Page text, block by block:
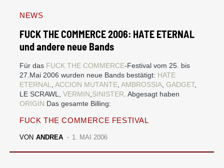
NEWS
FUCK THE COMMERCE 2006: HATE ETERNAL
und andere neue Bands
Für das FUCK THE COMMERCE-Festival vom 25. bis
27.Mai 2006 wurden neue Bands bestätigt: HATE
ETERNAL
ACCION MUTANTE AMBROSSIA GADGET,
LE SCRAWL, VERMIN SINISTER . Abgesagt haben
ORIGIN Das gesamte Billing:
FUCK THE COMMERCE FESTIVAL
VON ANDREA 1. MAI 2006